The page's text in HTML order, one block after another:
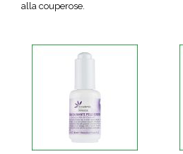
alla couperose.